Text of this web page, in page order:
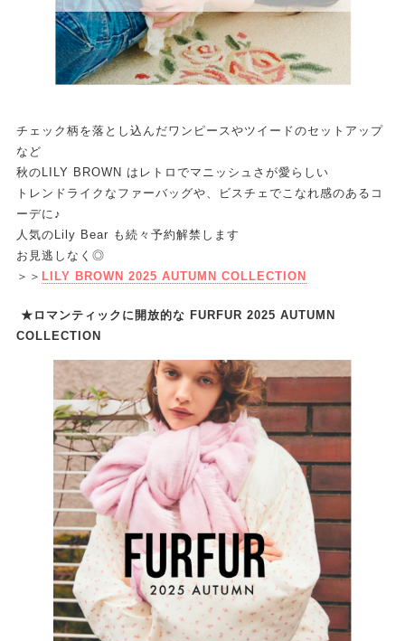
チェック柄を落とし込んだワンピースやツイードのセットアップ
など
秋のLILY BROWN はレトロでマニッシュさが愛らしい
トレンドライクなファーバッグや、ビスチェでこなれ感のあるコ
ーデに♪
人気のLily Bear も続々予約解禁します
お見逃しなく◎
＞＞ LILY BROWN 2025 AUTUMN COLLECTION
★ロマンティックに開放的な FURFUR 2025 AUTUMN
COLLECTION